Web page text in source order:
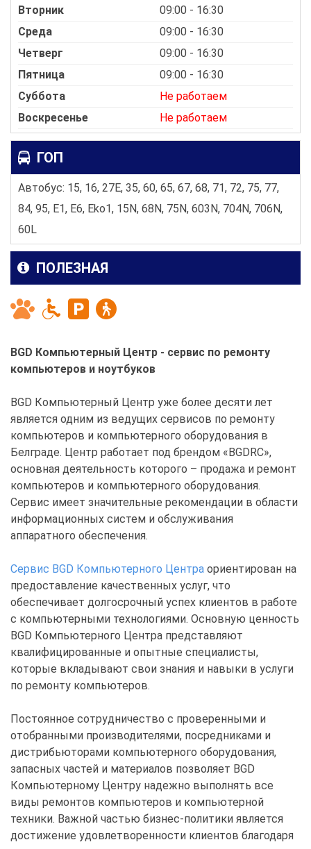
Вторник
09:00 - 16:30
Среда
09:00 - 16:30
Четверг
09:00 - 16:30
Пятница
09:00 - 16:30
Суббота
Не работаем
Воскресенье
Не работаем
ГОП
Автобус: 15, 16, 27E, 35, 60, 65, 67, 68, 71, 72, 75, 77,
84, 95, E1, E6, Eko1, 15N, 68N, 75N, 603N, 704N, 706N,
60L
ПОЛЕЗНАЯ
BGD Компьютерный Центр - сервис по ремонту
компьютеров и ноутбуков
BGD Компьютерный Центр уже более десяти лет
является одним из ведущих сервисов по ремонту
компьютеров и компьютерного оборудования в
Белграде. Центр работает под брендом «BGDRC»,
основная деятельность которого – продажа и ремонт
компьютеров и компьютерного оборудования.
Сервис имеет значительные рекомендации в области
информационных систем и обслуживания
аппаратного обеспечения.
Сервис BGD Компьютерного Центра ориентирован на
предоставление качественных услуг, что
обеспечивает долгосрочный успех клиентов в работе
с компьютерными технологиями. Основную ценность
BGD Компьютерного Центра представляют
квалифицированные и опытные специалисты,
которые вкладывают свои знания и навыки в услуги
по ремонту компьютеров.
Постоянное сотрудничество с проверенными и
отобранными производителями, посредниками и
дистрибьюторами компьютерного оборудования,
запасных частей и материалов позволяет BGD
Компьютерному Центру надежно выполнять все
виды ремонтов компьютеров и компьютерной
техники. Важной частью бизнес-политики является
достижение удовлетворенности клиентов благодаря